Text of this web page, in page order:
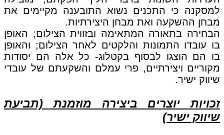
למסקנה כי התכנים נשוא התובענה מקיימים את
מבחן ההשקעה ואת מבחן היצירתיות.
הבחירה בתאורה המתאימה ובזווית הצילום; האופן
בו עובדו התמונות והלקטים לאחר הצילום; והאופן
בו הם הוצגו לבסוף בקטלוג- כל אלה הם יסודות
מקוריים ויצירתיים, פרי עמלם והשקעתם של עובדי
שיווק ישיר.
זכויות יוצרים ביצירה מוזמנת (תביעת
שיווק ישיר)